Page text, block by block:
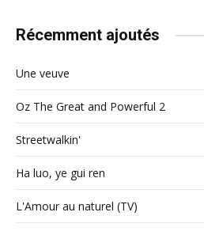
Récemment ajoutés
Une veuve
Oz The Great and Powerful 2
Streetwalkin'
Ha luo, ye gui ren
L'Amour au naturel (TV)